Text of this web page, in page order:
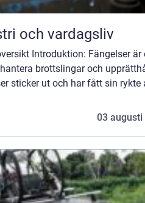
och vardagsliv
Introduktion: Fängelser är
brottslingar och
sticker ut och har fått sin rykte
03 augusti